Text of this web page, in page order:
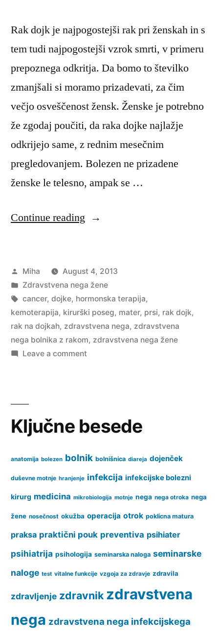
Rak dojk je najpogostejši rak pri ženskah in s
tem tudi najpogostejši vzrok smrti, v primeru
prepoznega odkritja. Da bomo to številko
zmanjšali si moramo prizadevati, za čim
večjo osveščenost žensk. Ženske je potrebno
že zgodaj poučiti, da raka dojke najlažje
odkrijejo same, z rednim mesečnim
pregledovanjem. Bolezen ne prizadene
ženske le telesno, ampak se …
Continue reading “Rak
Posted
by
Miha
August 4, 2013
Posted
in
Zdravstvena nega žene
Tags:
cancer, dojke, hormonska terapija,
kemoterapija, kirurški poseg, mater, prsi, rak dojk,
rak na dojkah, zdravstvena nega, zdravstvena
nega bolnika z rakom, zdravstvena nega žene
Leave a commenton
Ključne besede
anatomija bolezen bolnik bolnišnica diareja dojenček
duševne motnje hranjenje infekcija infekcijske bolezni
kirurg medicina mikrobiologija motnje nega nega otroka nega
žene nosečnost okužba operacija otrok poklicna matura
praksa praktični pouk preventiva psihiater
psihiatrija psihologija seminarska naloga seminarske
naloge test vitalne funkcije vzgoja za zdravje zdravila
zdravljenje zdravnik zdravstvena
nega zdravstvena nega infekcijskega